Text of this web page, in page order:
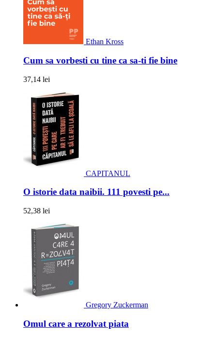
Ethan Kross
Cum sa vorbesti cu tine ca sa-ti fie bine
37,14 lei
CAPITANUL
O istorie data naibii. 111 povesti pe...
52,38 lei
Gregory Zuckerman
Omul care a rezolvat piata